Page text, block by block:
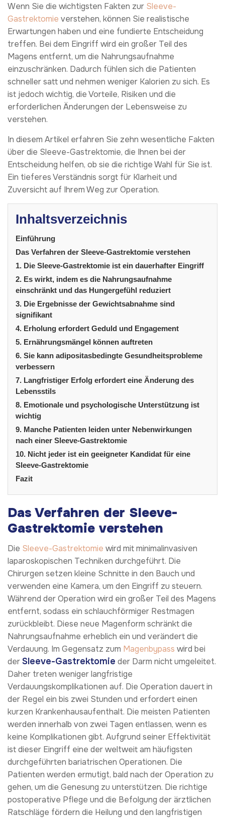
Wenn Sie die wichtigsten Fakten zur Sleeve-
Gastrektomie verstehen, können Sie realistische
Erwartungen haben und eine fundierte Entscheidung
treffen. Bei dem Eingriff wird ein großer Teil des
Magens entfernt, um die Nahrungsaufnahme
einzuschränken. Dadurch fühlen sich die Patienten
schneller satt und nehmen weniger Kalorien zu sich. Es
ist jedoch wichtig, die Vorteile, Risiken und die
erforderlichen Änderungen der Lebensweise zu
verstehen.
In diesem Artikel erfahren Sie zehn wesentliche Fakten
über die Sleeve-Gastrektomie, die Ihnen bei der
Entscheidung helfen, ob sie die richtige Wahl für Sie ist.
Ein tieferes Verständnis sorgt für Klarheit und
Zuversicht auf Ihrem Weg zur Operation.
Inhaltsverzeichnis
Einführung
Das Verfahren der Sleeve-Gastrektomie verstehen
1. Die Sleeve-Gastrektomie ist ein dauerhafter Eingriff
2. Es wirkt, indem es die Nahrungsaufnahme
einschränkt und das Hungergefühl reduziert
3. Die Ergebnisse der Gewichtsabnahme sind
signifikant
4. Erholung erfordert Geduld und Engagement
5. Ernährungsmängel können auftreten
6. Sie kann adipositasbedingte Gesundheitsprobleme
verbessern
7. Langfristiger Erfolg erfordert eine Änderung des
Lebensstils
8. Emotionale und psychologische Unterstützung ist
wichtig
9. Manche Patienten leiden unter Nebenwirkungen
nach einer Sleeve-Gastrektomie
10. Nicht jeder ist ein geeigneter Kandidat für eine
Sleeve-Gastrektomie
Fazit
Das Verfahren der Sleeve-
Gastrektomie verstehen
Die Sleeve-Gastrektomie wird mit minimalinvasiven
laparoskopischen Techniken durchgeführt. Die
Chirurgen setzen kleine Schnitte in den Bauch und
verwenden eine Kamera, um den Eingriff zu steuern.
Während der Operation wird ein großer Teil des Magens
entfernt, sodass ein schlauchförmiger Restmagen
zurückbleibt. Diese neue Magenform schränkt die
Nahrungsaufnahme erheblich ein und verändert die
Verdauung. Im Gegensatz zum Magenbypass wird bei
derSleeve-Gastrektomie der Darm nicht umgeleitet.
Daher treten weniger langfristige
Verdauungskomplikationen auf. Die Operation dauert in
der Regel ein bis zwei Stunden und erfordert einen
kurzen Krankenhausaufenthalt. Die meisten Patienten
werden innerhalb von zwei Tagen entlassen, wenn es
keine Komplikationen gibt. Aufgrund seiner Effektivität
ist dieser Eingriff eine der weltweit am häufigsten
durchgeführten bariatrischen Operationen. Die
Patienten werden ermutigt, bald nach der Operation zu
gehen, um die Genesung zu unterstützen. Die richtige
postoperative Pflege und die Befolgung der ärztlichen
Ratschläge fördern die Heilung und den langfristigen